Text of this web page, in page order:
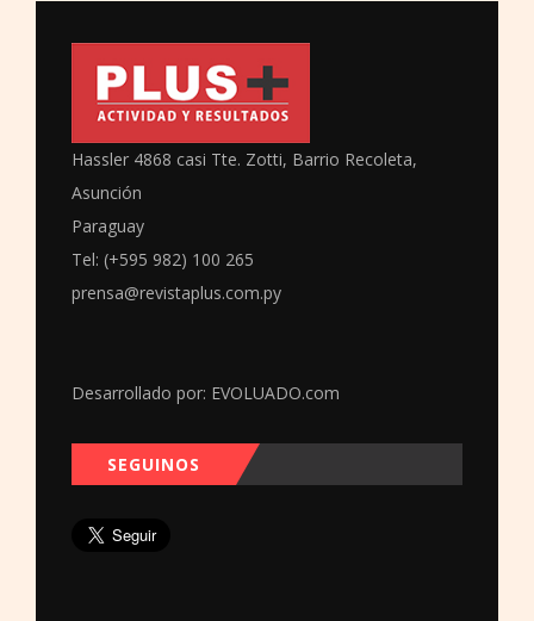
Hassler 4868 casi Tte. Zotti, Barrio Recoleta,
Asunción
Paraguay
Tel: (+595 982) 100 265
prensa@revistaplus.com.py
Desarrollado por: EVOLUADO.com
SEGUINOS